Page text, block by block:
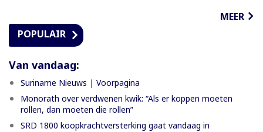
MEER
POPULAIR
Van vandaag:
Suriname Nieuws | Voorpagina
Monorath over verdwenen kwik: “Als er koppen moeten
rollen, dan moeten die rollen”
SRD 1800 koopkrachtversterking gaat vandaag in